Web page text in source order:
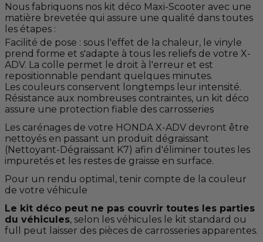
Nous fabriquons nos kit déco Maxi-Scooter avec une
matière brevetée qui assure une qualité dans toutes
les étapes :
Facilité de pose : sous l'effet de la chaleur, le vinyle
prend forme et s'adapte à tous les reliefs de votre X-
ADV. La colle permet le droit à l'erreur et est
repositionnable pendant quelques minutes.
Les couleurs conservent longtemps leur intensité.
Résistance aux nombreuses contraintes, un kit déco
assure une protection fiable des carrosseries
Les carénages de votre HONDA X-ADV devront être
nettoyés en passant un produit dégraissant
(Nettoyant-Dégraissant K7) afin d'éliminer toutes les
impuretés et les restes de graisse en surface.
Pour un rendu optimal, tenir compte de la couleur
de votre véhicule
Le kit déco peut ne pas couvrir toutes les parties
du véhicules, selon les véhicules le kit standard ou
full peut laisser des pièces de carrosseries apparentes.